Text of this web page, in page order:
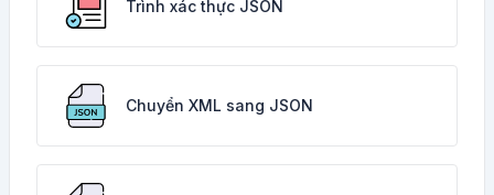
Trình xác thực JSON
Chuyển XML sang JSON